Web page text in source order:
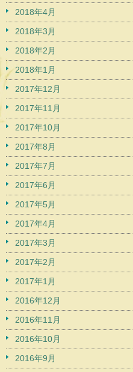
2018年4月
2018年3月
2018年2月
2018年1月
2017年12月
2017年11月
2017年10月
2017年8月
2017年7月
2017年6月
2017年5月
2017年4月
2017年3月
2017年2月
2017年1月
2016年12月
2016年11月
2016年10月
2016年9月